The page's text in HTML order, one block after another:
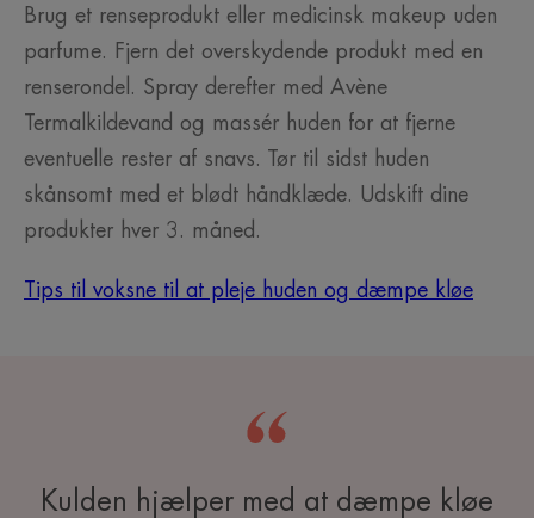
Brug et renseprodukt eller medicinsk makeup uden
parfume. Fjern det overskydende produkt med en
renserondel. Spray derefter med Avène
Termalkildevand og massér huden for at fjerne
eventuelle rester af snavs. Tør til sidst huden
skånsomt med et blødt håndklæde. Udskift dine
produkter hver 3. måned.
Tips til voksne til at pleje huden og dæmpe kløe
Kulden hjælper med at dæmpe kløe